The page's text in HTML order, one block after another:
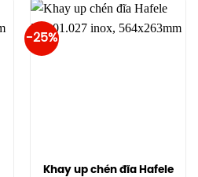
-25%
Khay up chén đĩa Hafele